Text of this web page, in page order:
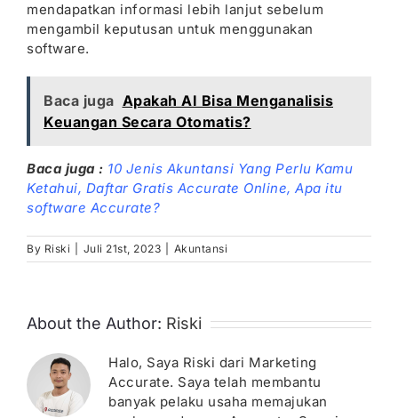
mendapatkan informasi lebih lanjut sebelum
mengambil keputusan untuk menggunakan
software.
Baca juga Apakah AI Bisa Menganalisis
Keuangan Secara Otomatis?
Baca juga : 10 Jenis Akuntansi Yang Perlu Kamu
Ketahui, Daftar Gratis Accurate Online, Apa itu
software Accurate?
By Riski Juli 21st, 2023 Akuntansi
About the Author: Riski
Halo, Saya Riski dari Marketing
Accurate. Saya telah membantu
banyak pelaku usaha memajukan